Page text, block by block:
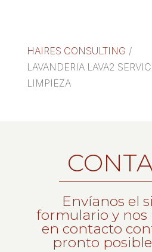
HAIRES CONSULTING /
LAVANDERIA LAVA2
LIMPIEZA
Envíanos el
formulario y
en contacto
pronto